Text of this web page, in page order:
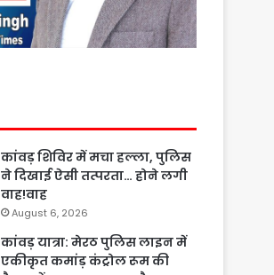
कांवड़ शिविर में मचा हल्ला, पुलिस
ने दिखाई ऐसी तत्परता… होने लगी
वाह!वाह
August 6, 2026
कांवड़ यात्रा: मेरठ पुलिस लाइन में
एकीकृत कमांड़ कंट्रोल रूम की